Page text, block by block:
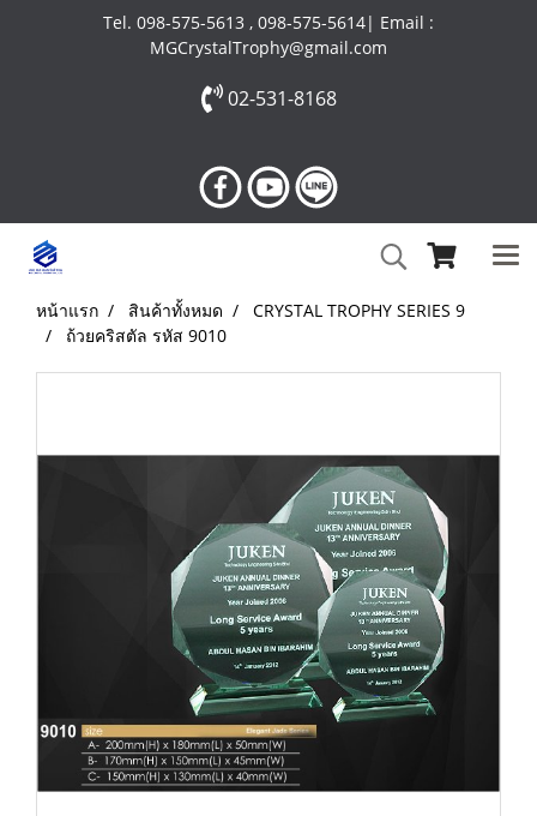
Tel. 098-575-5613 , 098-575-5614| Email :
MGCrystalTrophy@gmail.com
02-531-8168
หน้าแรก สินค้าทั้งหมด
CRYSTAL TROPHY SERIES 9
ถ้วยคริสตัล รหัส 9010